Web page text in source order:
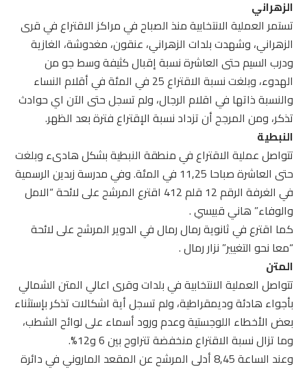
الزهراني
تستمر العملية الانتخابية منذ الصباح في مراكز الاقتراع في قرى
الزهراني، وشهدت بلدات الزهراني، عنقون، مغدوشة، الغازية
ودرب السيم حتى العاشرة نسبة إقبال كثيفة وسط جو من
الهدوء، وبلغت نسبة الاقتراع 25 في المئة في أقلام النساء
والنسبة ذاتها في اقلام الرجال، ولم تسجل حتى الآن اي حوادث
تذكر، ومن المرجح أن تزداد نسبة الإقتراع فترة بعد الظهر.
النبطية
تتواصل عملية الاقتراع في منطقة النبطية بشكل هادىء وبلغت
حتى العاشرة صباحا 11,25 في المئة. وفي مدرسة زبدين الرسمية
في الغرفة الرقم 12 قلم 412 اقترع المرشح على لائحة “الامل
والوفاء” هاني قبيسي .
كما اقترع في ثانوية رمال رمال في الدوير المرشح على لائحة
“معا نحو التغيير” نزار رمال .
المتن
تتواصل العملية الانتخابية في بلدات وقرى اعالي المتن الشمالي
بأجواء هادئة وديمقراطية، ولم تسجل أية اشكالات تذكر بإستثناء
بعض الأخطاء اللوجستية وعدم ورود أسماء على لوائح الشطب،
وما تزال نسبة الاقتراع منخفضة تتراوح بين 6 و12%.
وعند الساعة 8,45 أدلى المرشح عن المقعد الماروني في دائرة